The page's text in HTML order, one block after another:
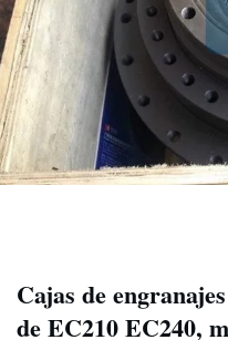
Cajas de
de EC210 EC240,